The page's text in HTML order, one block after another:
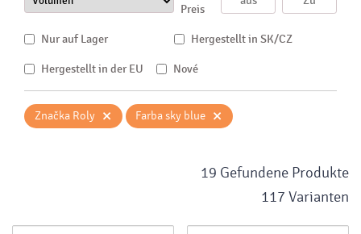
Preis
Nur auf Lager Hergestellt in SK/CZ
Hergestellt in der EU Nové
Značka Roly × Farba sky blue ×
19 Gefundene Produkte
117 Varianten